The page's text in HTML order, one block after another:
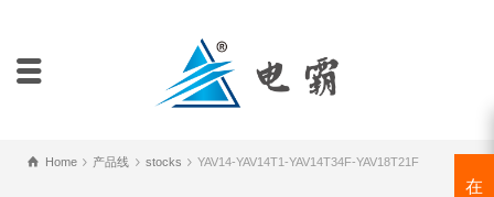
Home 产品线 stocks YAV14-YAV14T1-YAV14T34F-YAV18T21F
在